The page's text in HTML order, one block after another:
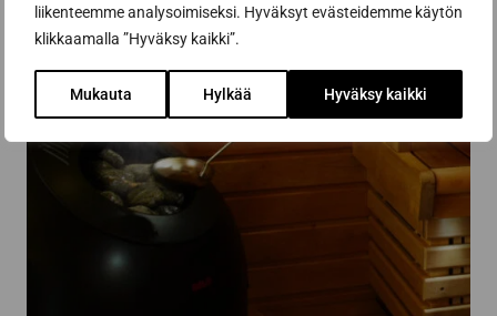
liikenteemme analysoimiseksi. Hyväksyt evästeidemme käytön
klikkaamalla ”Hyväksy kaikki”.
Mukauta Hylkää Hyväksy kaikki